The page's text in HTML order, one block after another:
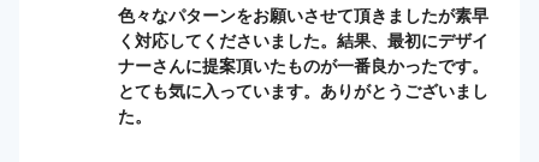
色々なパターンをお願いさせて頂きましたが素早
く対応してくださいました。結果、最初にデザイ
ナーさんに提案頂いたものが一番良かったです。
とても気に入っています。ありがとうございまし
た。